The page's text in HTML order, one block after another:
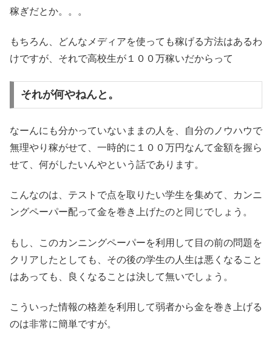
稼ぎだとか。。。
もちろん、どんなメディアを使っても稼げる方法はあるわ
けですが、それで高校生が１００万稼いだからって
それが何やねんと。
なーんにも分かっていないままの人を、自分のノウハウで
無理やり稼がせて、一時的に１００万円なんて金額を握ら
せて、何がしたいんやという話であります。
こんなのは、テストで点を取りたい学生を集めて、カンニ
ングペーパー配って金を巻き上げたのと同じでしょう。
もし、このカンニングペーパーを利用して目の前の問題を
クリアしたとしても、その後の学生の人生は悪くなること
はあっても、良くなることは決して無いでしょう。
こういった情報の格差を利用して弱者から金を巻き上げる
のは非常に簡単ですが。